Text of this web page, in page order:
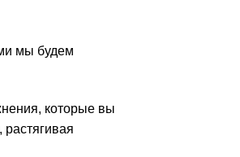
мы будем
которые вы